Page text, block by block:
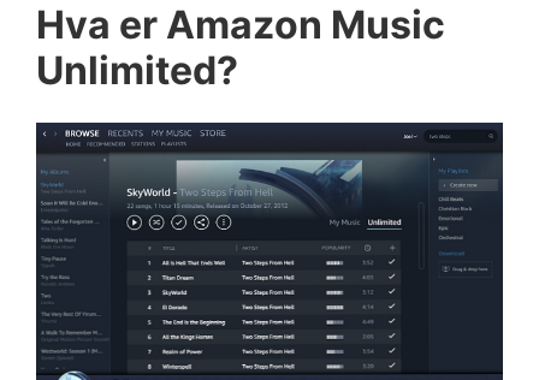
Hva er Amazon Music
Unlimited?